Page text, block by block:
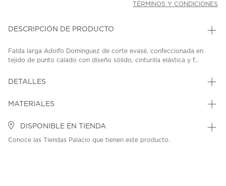
TÉRMINOS Y CONDICIONES
DESCRIPCIÓN DE PRODUCTO
Falda larga Adolfo Dominguez de corte evasé, confeccionada en
tejido de punto calado con diseño sólido, cinturilla elástica y f...
DETALLES
MATERIALES
DISPONIBLE EN TIENDA
Conoce las Tiendas Palacio que tienen este producto.